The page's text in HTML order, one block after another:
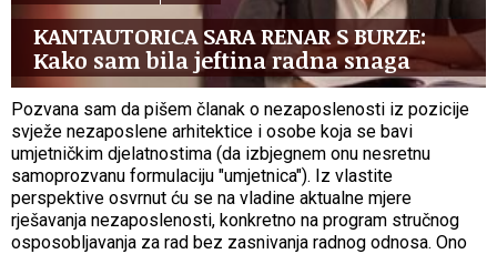
KANTAUTORICA SARA RENAR S BURZE:
Kako sam bila jeftina radna snaga
Pozvana sam da pišem članak o nezaposlenosti iz pozicije
svježe nezaposlene arhitektice i osobe koja se bavi
umjetničkim djelatnostima (da izbjegnem onu nesretnu
samoprozvanu formulaciju "umjetnica"). Iz vlastite
perspektive osvrnut ću se na vladine aktualne mjere
rješavanja nezaposlenosti, konkretno na program stručnog
osposobljavanja za rad bez zasnivanja radnog odnosa. Ono